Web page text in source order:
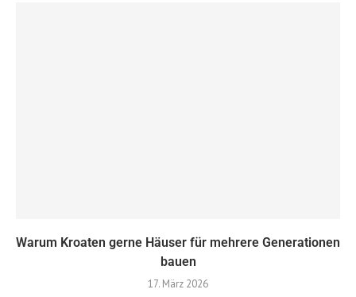
Warum Kroaten gerne Häuser für mehrere Generationen
bauen
17. März 2026